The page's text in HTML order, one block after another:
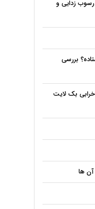
زدایی و
بررسی
بک لایت
ها